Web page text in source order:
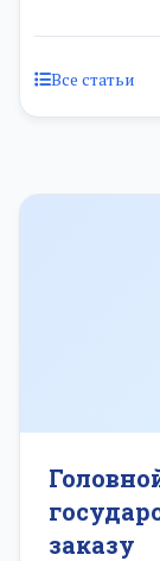
Все статьи
заказу